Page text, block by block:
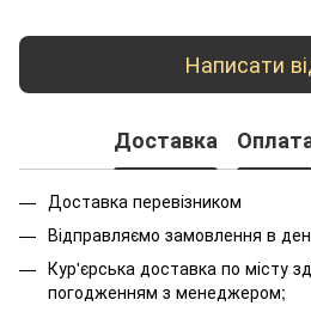
Написати
Доставка
Доставка перевізником
Відправляємо замовлення в
Кур'єрська доставка по місту
погодженням з менеджером;